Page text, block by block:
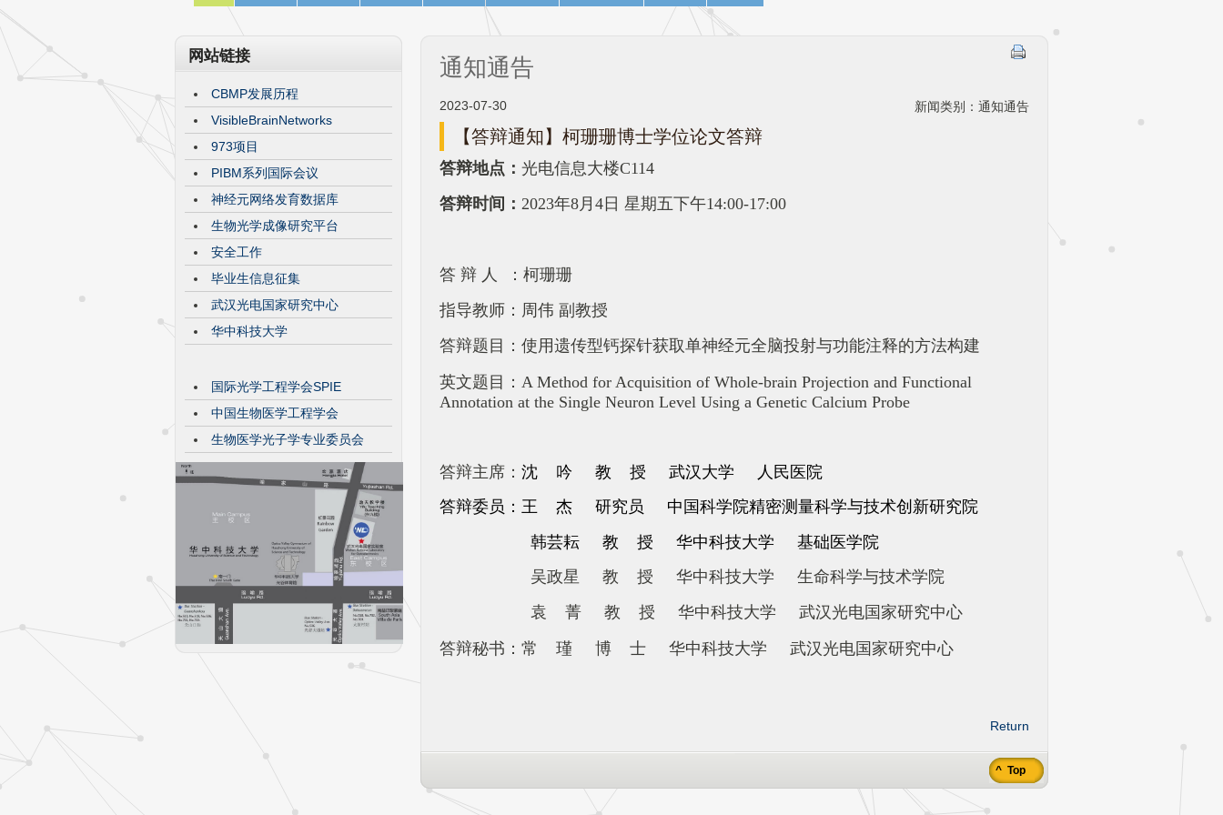
网站链接
CBMP发展历程
VisibleBrainNetworks
973项目
PIBM系列国际会议
神经元网络发育数据库
生物光学成像研究平台
安全工作
毕业生信息征集
武汉光电国家研究中心
华中科技大学
国际光学工程学会SPIE
中国生物医学工程学会
生物医学光子学专业委员会
通知通告
新闻类别：通知通告
2023-07-30
【答辩通知】柯珊珊博士学位论文答辩
答辩地点： 光电信息大楼C114
答辩时间： 2023年8月4日 星期五下午14:00-17:00
答 辩 人 ： 柯珊珊
指导教师：周伟 副教授
答辩题目： 使用遗传型钙探针获取单神经元全脑投射与功能注释的方法构建
英文题目： A Method for Acquisition of Whole-brain Projection and Functional
Annotation at the Single Neuron Level Using a Genetic Calcium Probe
答辩主席： 沈 吟 教 授 武汉大学 人民医院
答辩委员： 王 杰 研究员 中国科学院精密测量科学与技术创新研究院
韩芸耘
教 授 华中科技大学
基础医学院
吴政星 教 授 华中科技大学 生命科学与技术学院
袁
菁 教 授 华中科技大学 武汉光电国家研究中心
答辩秘书：常
瑾 博 士 华中科技大学 武汉光电国家研究中心
Return
^ Top